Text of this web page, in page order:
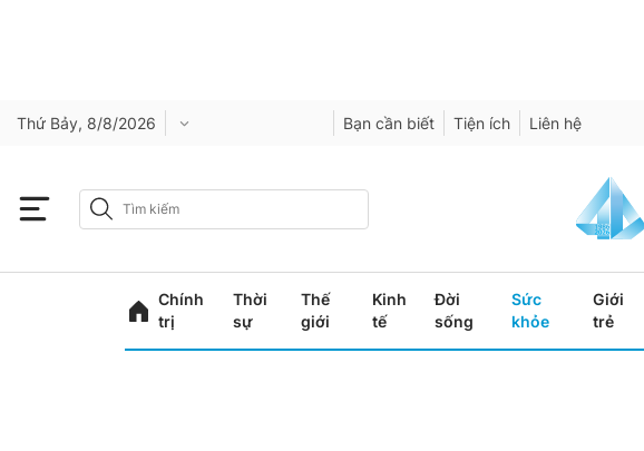
Thứ Bảy, 8/8/2026 Bạn cần biết Tiện ích Liên hệ
Chính
trị
Thời
sự
Thế
giới
Kinh
tế
Đời
sống
Sức
khỏe
Giới
trẻ